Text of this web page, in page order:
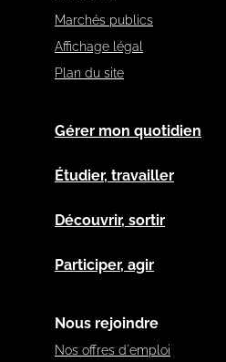
Marchés publics
Affichage légal
Plan du site
Gérer mon quotidien
Étudier, travailler
Découvrir, sortir
Participer, agir
Nous rejoindre
Nos offres d'emploi